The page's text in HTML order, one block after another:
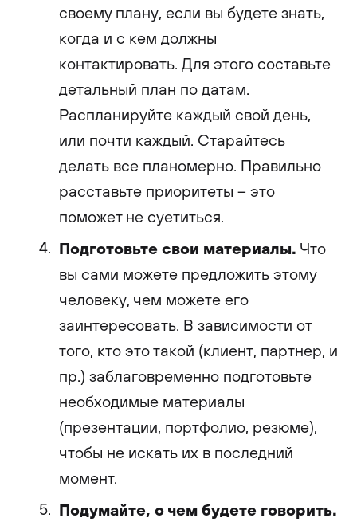
своему плану, если вы будете знать,
когда и с кем должны
контактировать. Для этого составьте
детальный план по датам.
Распланируйте каждый свой день,
или почти каждый. Старайтесь
делать все планомерно. Правильно
расставьте приоритеты – это
поможет не суетиться.
Подготовьте свои материалы. Что
вы сами можете предложить этому
человеку, чем можете его
заинтересовать. В зависимости от
того, кто это такой (клиент, партнер, и
пр.) заблаговременно подготовьте
необходимые материалы
(презентации, портфолио, резюме),
чтобы не искать их в последний
момент.
Подумайте, о чем будете говорить.